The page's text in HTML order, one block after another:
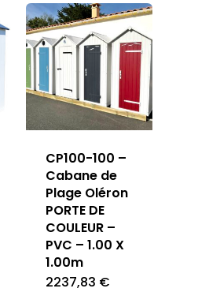
CP100-100 –
Cabane de
Plage Oléron
PORTE DE
COULEUR –
PVC – 1.00 X
1.00m
2237,83 €